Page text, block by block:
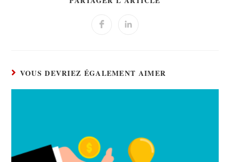
VOUS DEVRIEZ ÉGALEMENT AIMER